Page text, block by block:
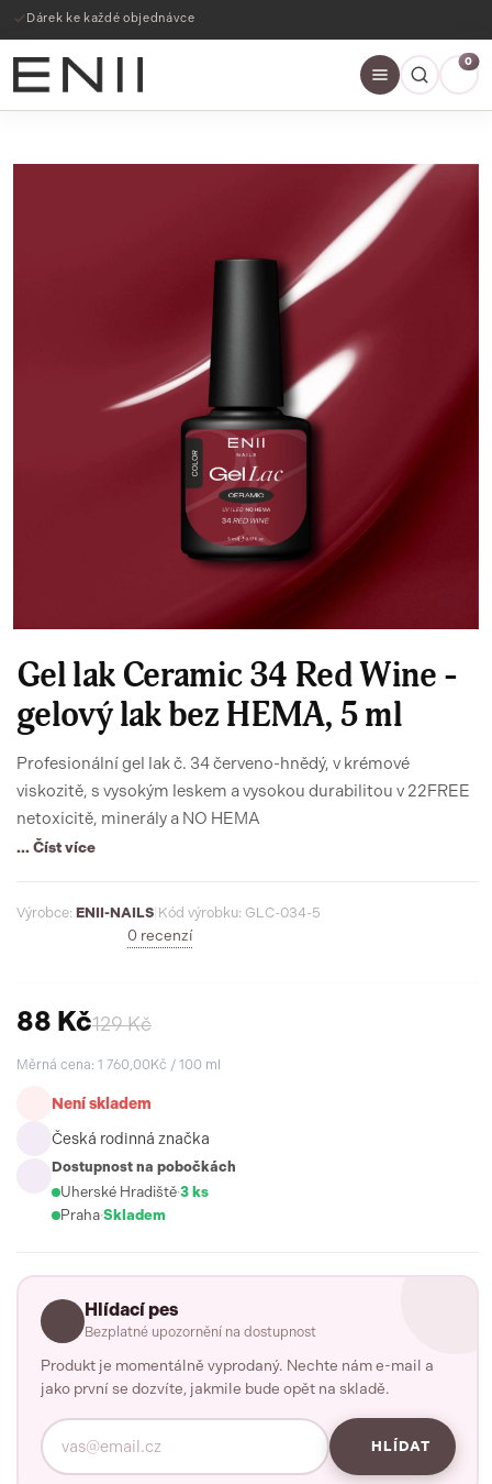
Dárek ke každé objednávce
0
Gel lak Ceramic 34 Red Wine -
gelový lak bez HEMA, 5 ml
Profesionální gel lak č. 34 červeno-hnědý, v krémové
viskozitě, s vysokým leskem a vysokou durabilitou v 22FREE
netoxicitě, minerály a NO HEMA
... Číst více
Výrobce: ENII-NAILS Kód výrobku: GLC-034-5
0 recenzí
88 Kč129 Kč
Měrná cena: 1 760,00Kč / 100 ml
Není skladem
Česká rodinná značka
Dostupnost na pobočkách
Uherské Hradiště·3 ks
Praha·Skladem
Hlídací pes
Bezplatné upozornění na dostupnost
Produkt je momentálně vyprodaný. Nechte nám e-mail a
jako první se dozvíte, jakmile bude opět na skladě.
HLÍDAT